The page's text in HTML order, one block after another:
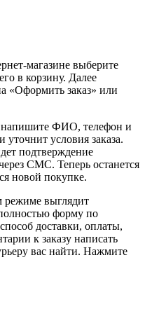
магазине выберите
в корзину. Далее
«Оформить заказ» или
напишите ФИО, телефон и
условия заказа.
подтверждение
СМС. Теперь останется
новой покупке.
режиме выглядит
форму по
доставки, оплаты,
к заказу написать
вас найти. Нажмите